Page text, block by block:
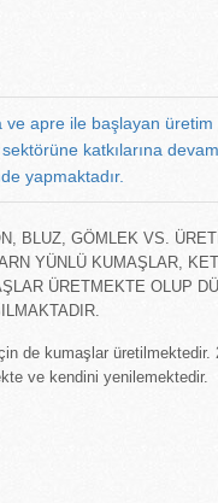
apre ile başlayan
katkılarına
yapmaktadır.
BLUZ, GÖMLEK VS.
YÜNLÜ KUMAŞLAR,
ÜRETMEKTE OLUP
de kumaşlar üretilmektedir.
ve kendini yenilemektedir.